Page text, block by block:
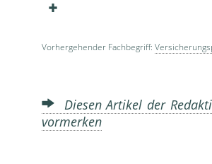
Vorhergehender Fachbegriff:
Diesen Artikel der
vormerken